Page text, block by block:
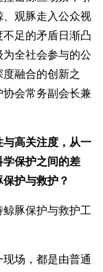
观豚走入公众视
足的矛盾日渐凸
为全社会参与的公
融合的创新之
会常务副会长兼
高关注度，从一
保护之间的差
护与救护？
豚保护与救护工
场，都是由普通